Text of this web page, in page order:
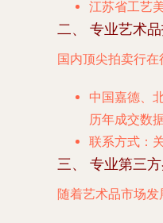
江苏省工艺
二、 专业艺术品
国内顶尖拍卖行
中国嘉德、
历年成交数
联系方式 ：
三、 专业第三
随着艺术品市场发